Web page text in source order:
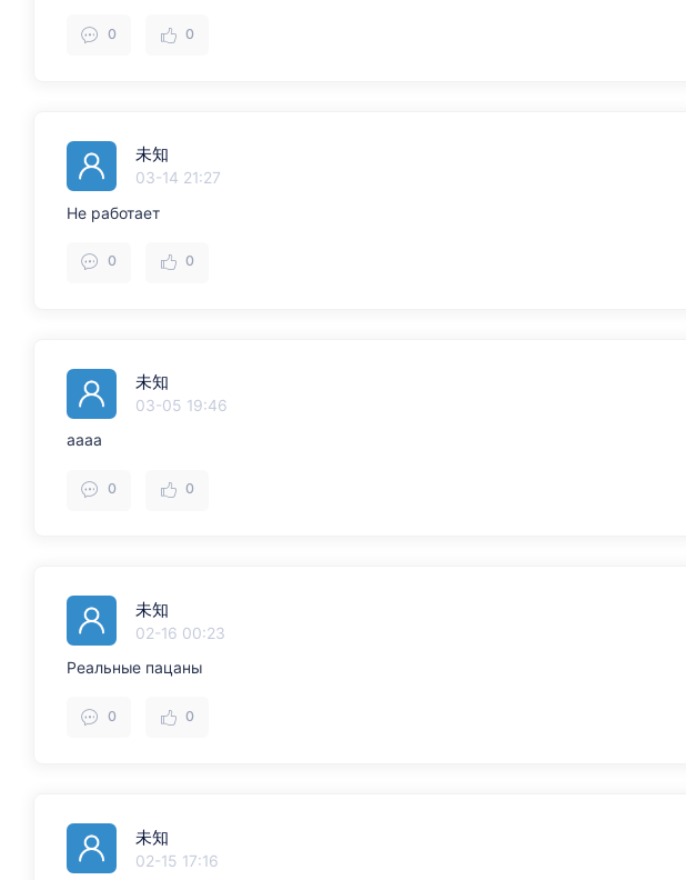
0 0
未知
03-14 21:27
Не работает
0 0
未知
03-05 19:46
аааа
0 0
未知
02-16 00:23
Реальные пацаны
0 0
未知
02-15 17:16